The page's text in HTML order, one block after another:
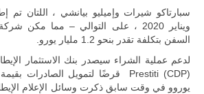
تقوده
السفن بتكلفة تقدر بنحو 1.2 مليار يورو.
يوروو في وقت سابق ذكرت وسائل الإعلام